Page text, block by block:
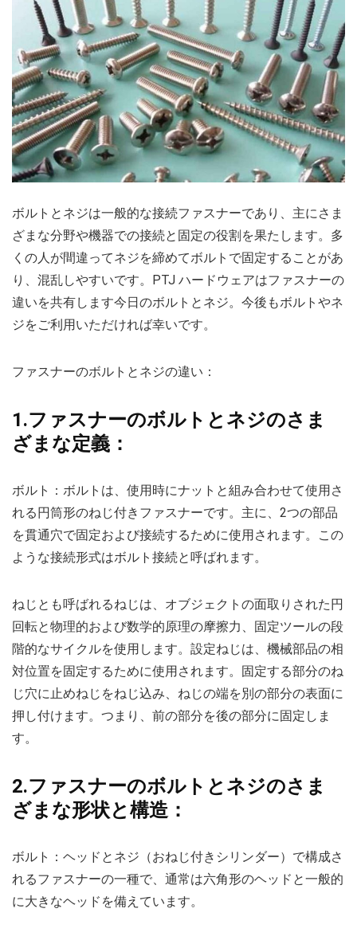
ボルトとネジは一般的な接続ファスナーであり、主にさま
ざまな分野や機器での接続と固定の役割を果たします。多
くの人が間違ってネジを締めてボルトで固定することがあ
り、混乱しやすいです。PTJ ハードウェアはファスナーの
違いを共有します今日のボルトとネジ。今後もボルトやネ
ジをご利用いただければ幸いです。
ファスナーのボルトとネジの違い：
1.ファスナーのボルトとネジのさま
ざまな定義：
ボルト：ボルトは、使用時にナットと組み合わせて使用​​さ
れる円筒形のねじ付きファスナーです。主に、2つの部品
を貫通穴で固定および接続するために使用されます。この
ような接続形式はボルト接続と呼ばれます。
ねじとも呼ばれるねじは、オブジェクトの面取りされた円
回転と物理的および数学的原理の摩擦力、固定ツールの段
階的なサイクルを使用します。設定ねじは、機械部品の相
対位置を固定するために使用されます。固定する部分のね
じ穴に止めねじをねじ込み、ねじの端を別の部分の表面に
押し付けます。つまり、前の部分を後の部分に固定しま
す。
2.ファスナーのボルトとネジのさま
ざまな形状と構造：
ボルト：ヘッドとネジ（おねじ付きシリンダー）で構成さ
れるファスナーの一種で、通常は六角形のヘッドと一般的
に大きなヘッドを備えています。